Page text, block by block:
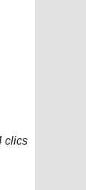
clics